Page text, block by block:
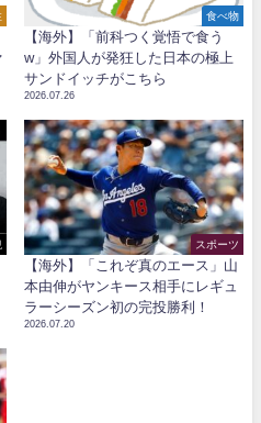
食べ物
【海外】「前科つく覚悟で食う
w」外国人が発狂した日本の極上
サンドイッチがこちら
2026.07.26
スポーツ
【海外】「これぞ真のエース」山
本由伸がヤンキース相手にレギュ
ラーシーズン初の完投勝利！
2026.07.20